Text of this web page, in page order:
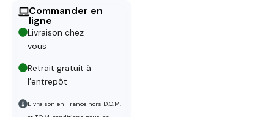
Commander en
ligne
Livraison chez
vous
Retrait gratuit à
l’entrepôt
Livraison en France hors D.O.M.